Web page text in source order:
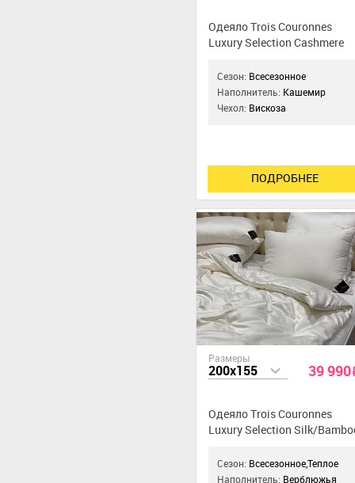
Одеяло Trois Couronnes
Luxury Selection Cashmere
Сезон: Всесезонное
Наполнитель: Кашемир
Чехол: Вискоза
ПОДРОБНЕЕ
Размеры
200x155 39 990
Одеяло Trois Couronnes
Luxury Selection Silk/
Сезон: Всесезонное,Теплое
Наполнитель: Верблюжья